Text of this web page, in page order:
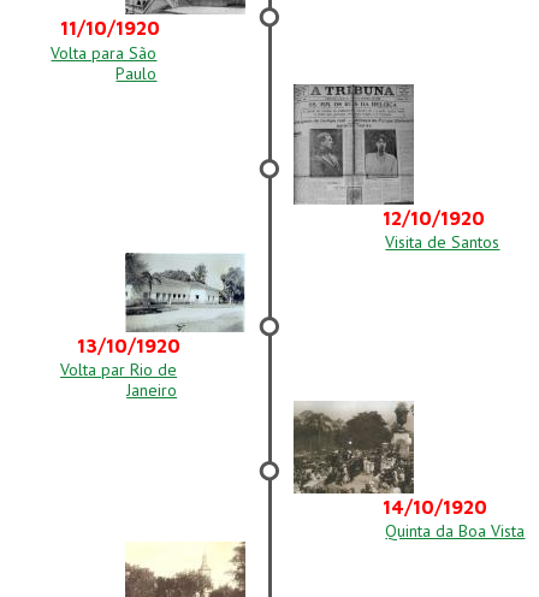
11/10/1920
Volta para São
Paulo
12/10/1920
Visita de Santos
13/10/1920
Volta par Rio de
Janeiro
14/10/1920
Quinta da Boa Vista